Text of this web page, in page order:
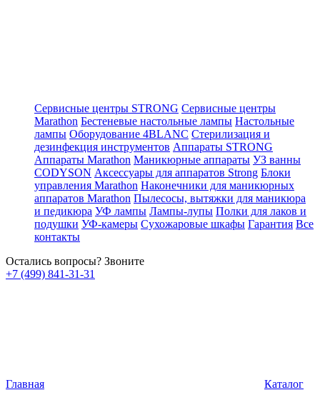
Сервисные центры STRONG Сервисные центры
Marathon Бестеневые настольные лампы Настольные
лампы Оборудование 4BLANC Стерилизация и
дезинфекция инструментов Аппараты STRONG
Аппараты Marathon Маникюрные аппараты УЗ ванны
CODYSON Аксессуары для аппаратов Strong Блоки
управления Marathon Наконечники для маникюрных
аппаратов Marathon Пылесосы, вытяжки для маникюра
и педикюра УФ лампы Лампы-лупы Полки для лаков и
подушки УФ-камеры Сухожаровые шкафы Гарантия Все
контакты
Остались вопросы? Звоните
+7 (499) 841-31-31
Главная Каталог